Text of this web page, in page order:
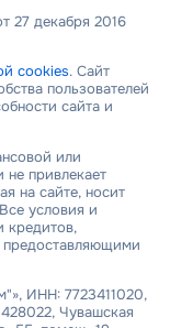
27 декабря 2016
cookies. Сайт
пользователей
сайта и
или
привлекает
на сайте, носит
условия и
кредитов,
предоставляющими
ИНН: 7723411020,
Чувашская